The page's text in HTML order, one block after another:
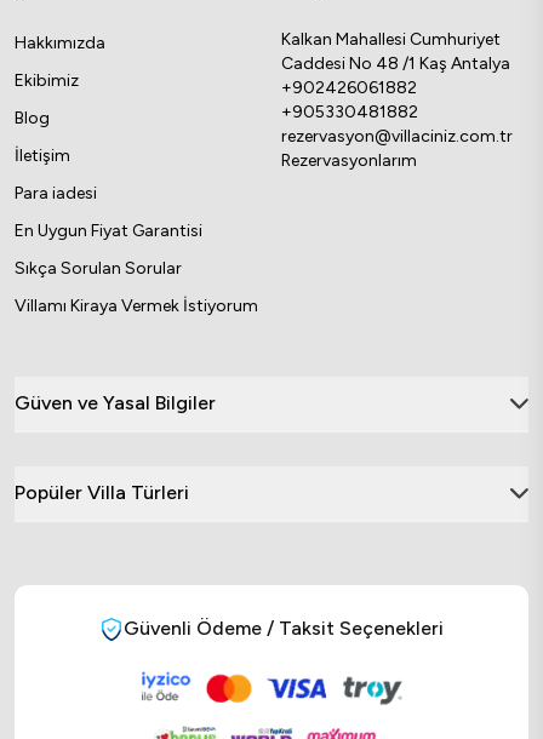
Hakkımızda
Ekibimiz
Blog
İletişim
Para iadesi
En Uygun Fiyat Garantisi
Sıkça Sorulan Sorular
Villamı Kiraya Vermek İstiyorum
Kalkan Mahallesi Cumhuriyet
Caddesi No 48 /1 Kaş Antalya
+902426061882
+905330481882
rezervasyon@villaciniz.com.tr
Rezervasyonlarım
Güven ve Yasal Bilgiler
Popüler Villa Türleri
Güvenli Ödeme / Taksit Seçenekleri